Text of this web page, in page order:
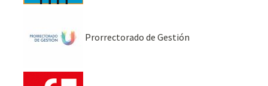
Prorrectorado de Gestión